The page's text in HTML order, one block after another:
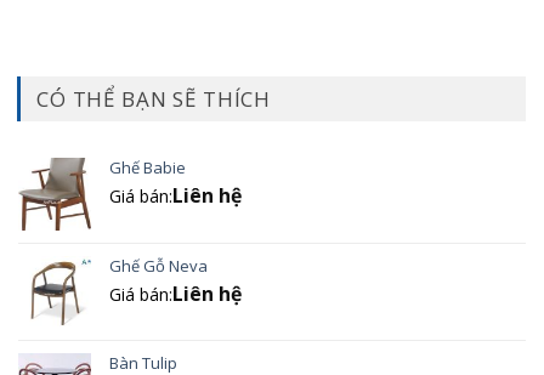
CÓ THỂ BẠN SẼ THÍCH
Ghế Babie
Giá bán:Liên hệ
Ghế Gỗ Neva
Giá bán:Liên hệ
Bàn Tulip